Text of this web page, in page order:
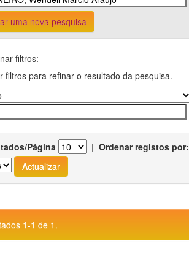
uma nova pesquisa
filtros:
filtros para refinar o resultado da pesquisa.
Página | Ordenar registos por:
1-1 de 1.